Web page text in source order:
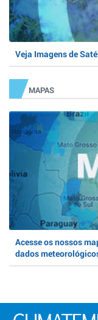
Veja Imagens de
MAPAS
Acesse os nossos
dados